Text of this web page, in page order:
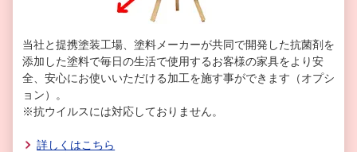
当社と提携塗装工場、塗料メーカーが共同で開発した抗菌剤を
添加した塗料で毎日の生活で使用するお客様の家具をより安
全、安心にお使いいただける加工を施す事ができます（オプシ
ョン）。
※抗ウイルスには対応しておりません。
詳しくはこちら